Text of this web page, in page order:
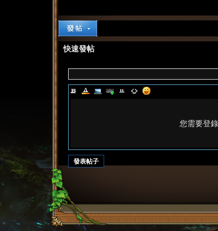
快速發帖
您需要登
發表帖子